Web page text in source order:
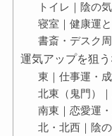
トイレ｜陰の
寝室｜健康運
書斎・デスク
運気アップを狙
東｜仕事運・
北東（鬼門）
南東｜恋愛運
北・北西｜陰